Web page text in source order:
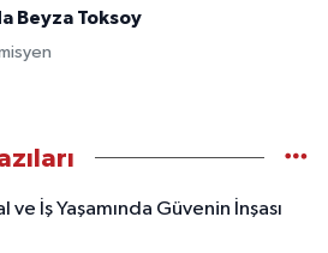
Beyza Toksoy
ve İş Yaşamında Güvenin İnşası